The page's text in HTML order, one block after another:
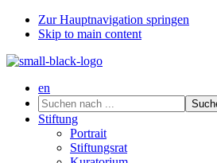
Zur Hauptnavigation springen
Skip to main content
en
Suchen
nach
Stiftung
Portrait
Stiftungsrat